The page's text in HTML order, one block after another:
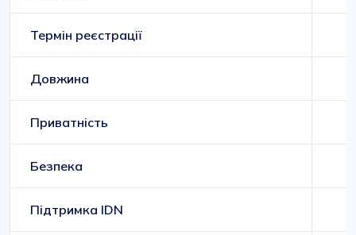
Термін реєстрації
Довжина
Приватність
Безпека
Підтримка IDN